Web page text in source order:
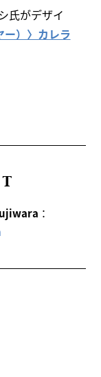
氏がデザイ
ー）〉カレラ
：